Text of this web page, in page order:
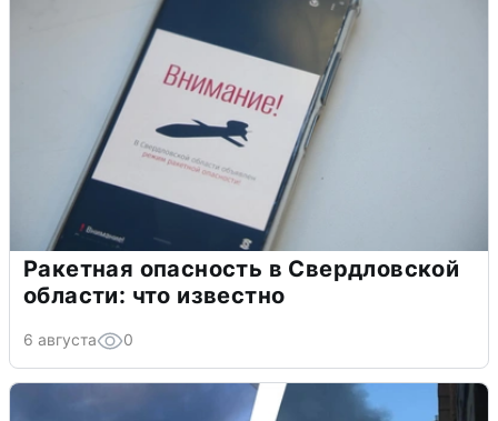
Ракетная опасность в Свердловской
области: что известно
6 августа 0